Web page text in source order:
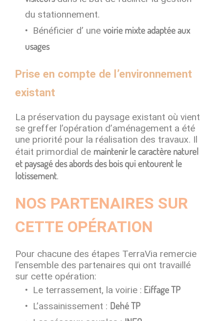
du stationnement.
Bénéficier d’ unevoirie mixte adaptée aux
usages
Prise en compte de l’environnement
existant
La préservation du paysage existant où vient
se greffer l’opération d’aménagement a été
une priorité pour la réalisation des travaux. Il
était primordial de maintenir le caractère naturel
et paysagé des abords des bois qui entourent le
lotissement.
NOS PARTENAIRES SUR
CETTE OPÉRATION
Pour chacune des étapes TerraVia remercie
l’ensemble des partenaires qui ont travaillé
sur cette opération:
Le terrassement, la voirie : Eiffage TP
L’assainissement : Dehé TP